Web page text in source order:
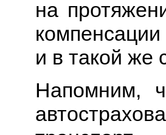
на
и в такой же
Напомним,